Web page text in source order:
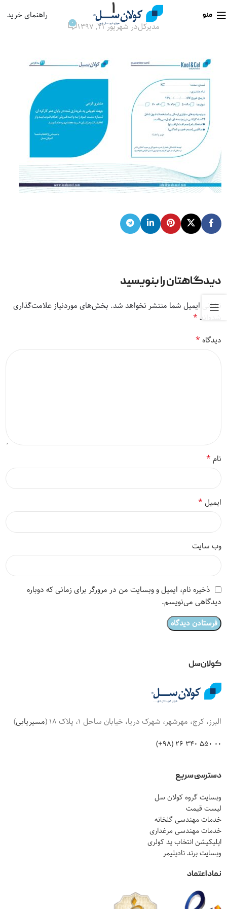
منو راهنمای خرید ۱
مدیرکلدر شهریور ۲۱, ۱۳۹۷ 0
دیدگاهتان را بنویسید
نشانی ایمیل شما منتشر نخواهد شد. بخش‌های موردنیاز علامت‌گذاری
شده‌اند*
دیدگاه*
نام*
ایمیل*
وب‌ سایت
ذخیره نام، ایمیل و وبسایت من در مرورگر برای زمانی که دوباره
دیدگاهی می‌نویسم.
کولان‌سل
البرز، کرج، مهرشهر، شهرک دریا، خیابان ساحل 1، پلاک 18 ( مسیریابی)
00 550 340 26 (98+)
دسترسی سریع
وبسایت گروه کولان سل
لیست قیمت
خدمات مهندسی گلخانه
خدمات مهندسی مرغداری
اپلیکیشن انتخاب پد کولری
وبسایت برند نادپلیمر
نماد اعتماد